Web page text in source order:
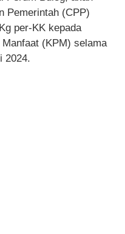
Pemerintah (CPP)
per-KK kepada
(KPM) selama
2024.